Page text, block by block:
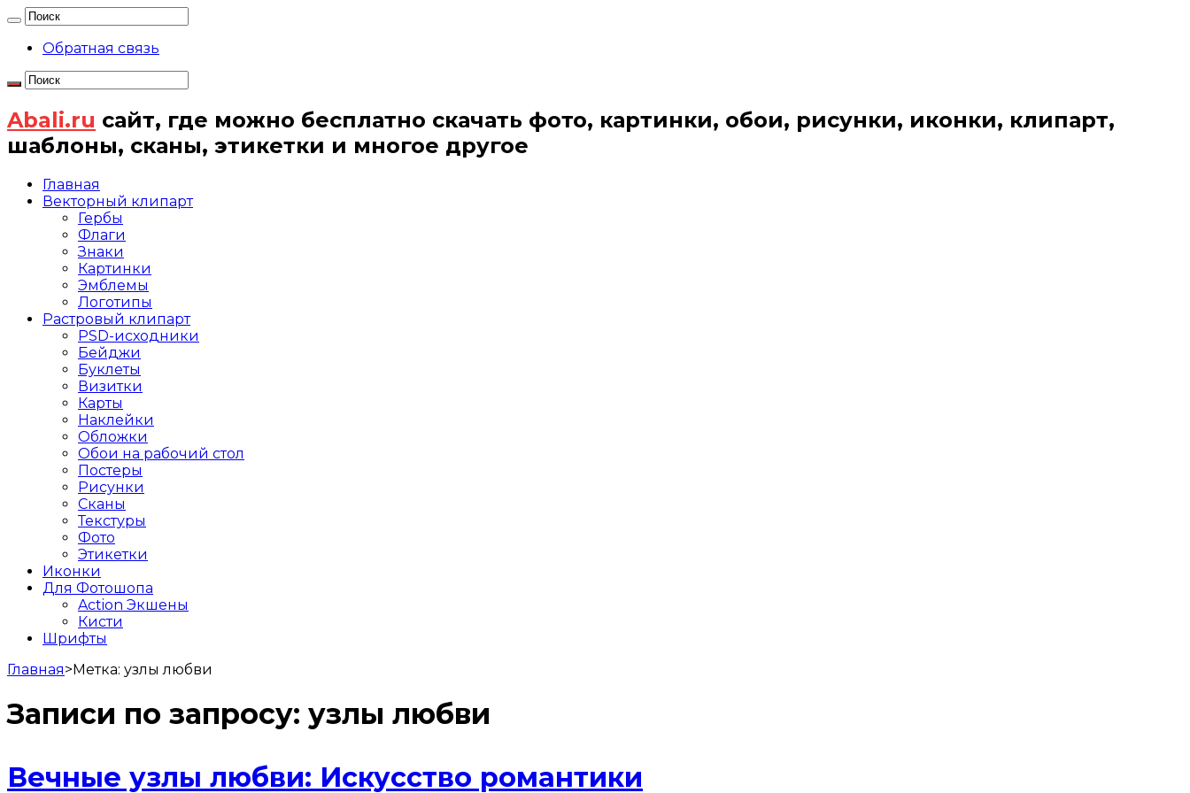
Обратная связь
Abali.ru сайт, где можно бесплатно скачать фото, картинки, обои, рисунки, иконки, клипарт,
шаблоны, сканы, этикетки и многое другое
Главная
Векторный клипарт
Гербы
Флаги
Знаки
Картинки
Эмблемы
Логотипы
Растровый клипарт
PSD-исходники
Бейджи
Буклеты
Визитки
Карты
Наклейки
Обложки
Обои на рабочий стол
Постеры
Рисунки
Сканы
Текстуры
Фото
Этикетки
Иконки
Для Фотошопа
Action Экшены
Кисти
Шрифты
Главная>Метка: узлы любви
Записи по запросу: узлы любви
Вечные узлы любви: Искусство романтики